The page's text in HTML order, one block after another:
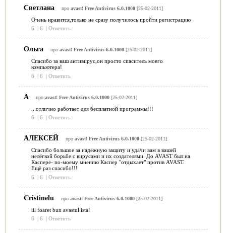
Светлана про avast! Free Antivirus 6.0.1000[25-02-2011]
Очень нравится,только не сразу получилось пройти регистрацию
6
| 6 | Ответить
Ольга про avast! Free Antivirus 6.0.1000[25-02-2011]
Спасибо за ваш антивирус,он просто спаситель моего
компьютера!
6
| 6 | Ответить
А про avast! Free Antivirus 6.0.1000[25-02-2011]
...отлично работает для бесплатной программы!!!
6
| 6 | Ответить
АЛЕКСЕЙ про avast! Free Antivirus 6.0.1000[25-02-2011]
Спасибо большое за надёжную защиту и удачи вам в вашей
нелёгкой борьбе с вирусами и их создателями. До AVAST был на
Каспере- по-моему мнению Каспер "отдыхает" против AVAST.
Ещё раз спасибо!!!
6
| 6 | Ответить
Cristinelu про avast! Free Antivirus 6.0.1000[25-02-2011]
iii foaret bun avastul ista!
6
| 6 | Ответить